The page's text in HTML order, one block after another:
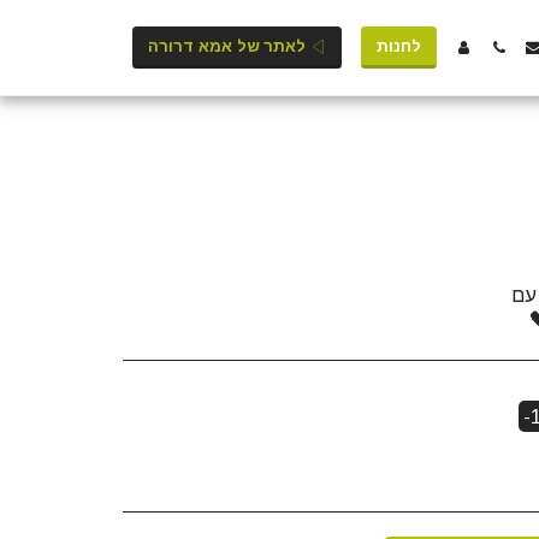
לחנות לאתר של אמא דרורה
-